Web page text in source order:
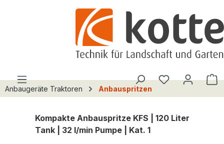
Du hast 0
Anbaugeräte Traktoren Anbauspritzen
Kompakte Anbauspritze KFS | 120 Liter
Tank | 32 l/min Pumpe | Kat. 1